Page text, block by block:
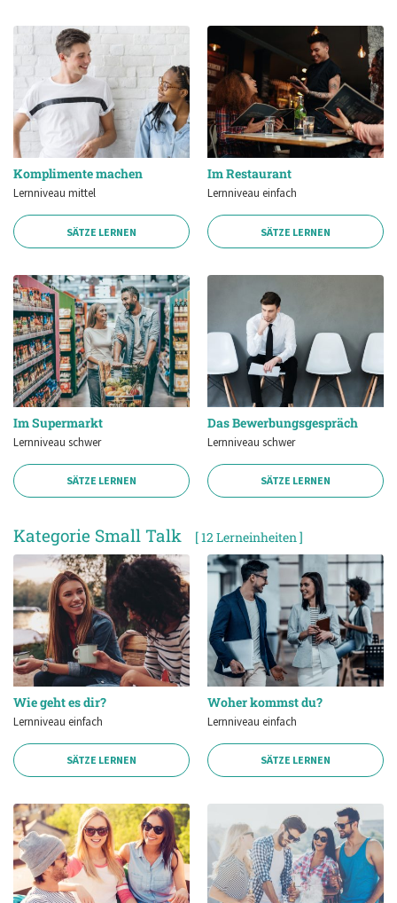
Komplimente machen
Lernniveau mittel
SÄTZE LERNEN
Im Restaurant
Lernniveau einfach
SÄTZE LERNEN
Im Supermarkt
Lernniveau schwer
SÄTZE LERNEN
Das Bewerbungsgespräch
Lernniveau schwer
SÄTZE LERNEN
Kategorie Small Talk [ 12 Lerneinheiten ]
Wie geht es dir?
Lernniveau einfach
SÄTZE LERNEN
Woher kommst du?
Lernniveau einfach
SÄTZE LERNEN